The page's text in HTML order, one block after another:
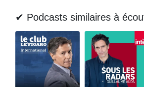
✔ Podcasts similaires à